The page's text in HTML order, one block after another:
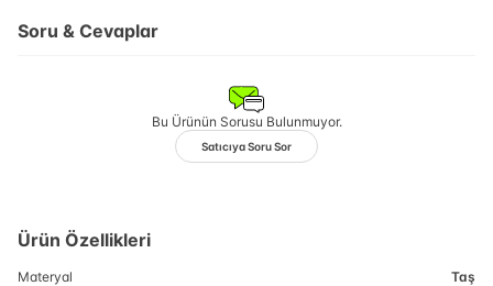
Soru & Cevaplar
Bu Ürünün Sorusu Bulunmuyor.
Satıcıya Soru Sor
Ürün Özellikleri
Materyal Taş